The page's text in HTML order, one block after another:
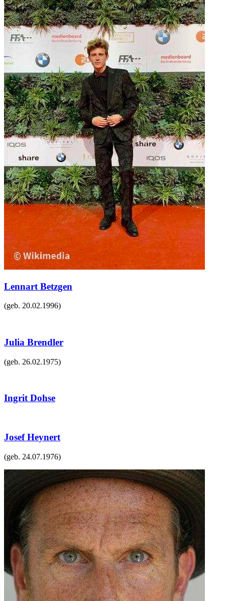
Lennart Betzgen
(geb. 20.02.1996)
Julia Brendler
(geb. 26.02.1975)
Ingrit Dohse
Josef Heynert
(geb. 24.07.1976)